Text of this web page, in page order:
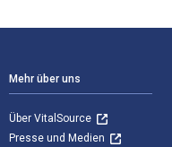
Mehr über uns
Über VitalSource
Presse und Medien